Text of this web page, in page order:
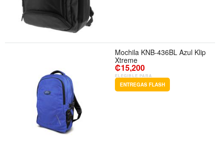
Mochila KNB-436BL Azul Klip
Xtreme
₡15,200
ELEGIBLE PARA
ENTREGAS FLASH